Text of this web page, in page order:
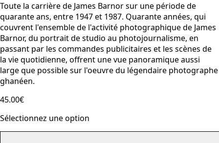
Toute la carrière de James Barnor sur une période de
quarante ans, entre 1947 et 1987. Quarante années, qui
couvrent l'ensemble de l'activité photographique de James
Barnor, du portrait de studio au photojournalisme, en
passant par les commandes publicitaires et les scènes de
la vie quotidienne, offrent une vue panoramique aussi
large que possible sur l'oeuvre du légendaire photographe
ghanéen.
45.00€
Sélectionnez une option